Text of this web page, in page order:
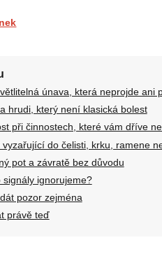
únava, která neprojde ani
hrudi, který není klasická bolest
při činnostech, které vám dříve
vyzařující do čelisti, krku, ramene
pot a závratě bez důvodu
signály ignorujeme?
pozor zejména
právě teď